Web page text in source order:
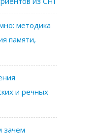
методика
памяти,
и речных
зачем